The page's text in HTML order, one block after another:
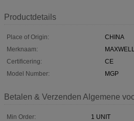
Productdetails
Place of Origin:
CHINA
Merknaam:
Certificering:
CE
Model Number:
MGP
Betalen & Verzenden Algemene
Min Order:
1 UNIT